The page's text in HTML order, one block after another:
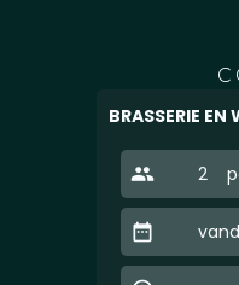
BRASSERIE
people 2
date_range
T.
M.